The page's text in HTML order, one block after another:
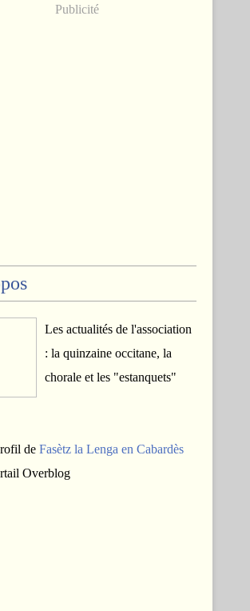
Publicité
Les actualités de l'association
: la quinzaine occitane, la
chorale et les "estanquets"
de Fasètz la Lenga en Cabardès
Overblog